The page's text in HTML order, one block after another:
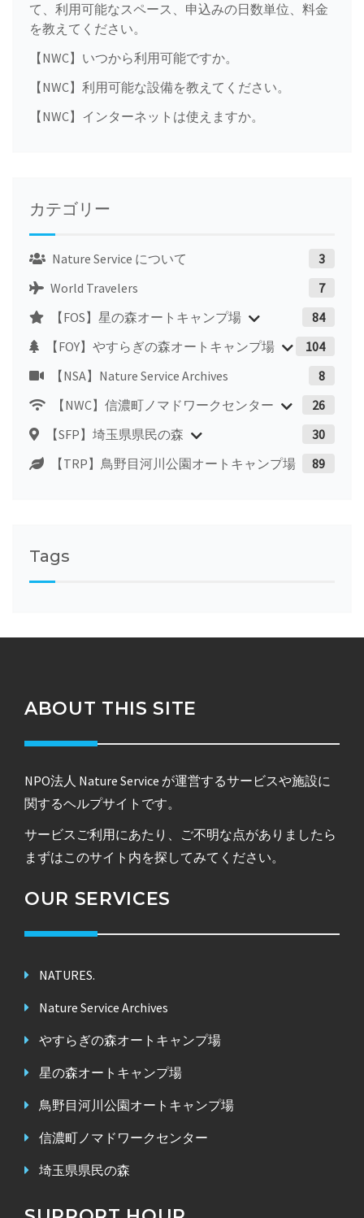
て、利用可能なスペース、申込みの日数単位、料金
を教えてください。
【NWC】いつから利用可能ですか。
【NWC】利用可能な設備を教えてください。
【NWC】インターネットは使えますか。
カテゴリー
Nature Service について
3
World Travelers
7
【FOS】星の森オートキャンプ場
84
【FOY】やすらぎの森オートキャンプ場
104
【NSA】Nature Service Archives
8
【NWC】信濃町ノマドワークセンター
26
【SFP】埼玉県県民の森
30
【TRP】鳥野目河川公園オートキャンプ場
89
Tags
ABOUT THIS SITE
NPO法人 Nature Service が運営するサービスや施設に
関するヘルプサイトです。
サービスご利用にあたり、ご不明な点がありましたら
まずはこのサイト内を探してみてください。
OUR SERVICES
NATURES.
Nature Service Archives
やすらぎの森オートキャンプ場
星の森オートキャンプ場
鳥野目河川公園オートキャンプ場
信濃町ノマドワークセンター
埼玉県県民の森